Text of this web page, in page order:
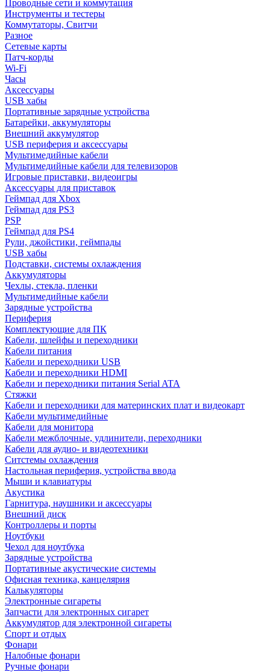
Проводные сети и коммутация
Инструменты и тестеры
Коммутаторы, Свитчи
Разное
Сетевые карты
Патч-корды
Wi-Fi
Часы
Аксессуары
USB хабы
Портативные зарядные устройства
Батарейки, аккумуляторы
Внешний аккумулятор
USB периферия и аксессуары
Мультимедийные кабели
Мультимедийные кабели для телевизоров
Игровые приставки, видеоигры
Аксессуары для приставок
Геймпад для Xbox
Геймпад для PS3
PSP
Геймпад для PS4
Рули, джойстики, геймпады
USB хабы
Подставки, системы охлаждения
Аккумуляторы
Чехлы, стекла, пленки
Мультимедийные кабели
Зарядные устройства
Периферия
Комплектующие для ПК
Кабели, шлейфы и переходники
Кабели питания
Кабели и переходники USB
Кабели и переходники HDMI
Кабели и переходники питания Serial ATA
Стяжки
Кабели и переходники для материнских плат и видеокарт
Кабели мультимедийные
Кабели для монитора
Кабели межблочные, удлинители, переходники
Кабели для аудио- и видеотехники
Ситстемы охлаждения
Настольная периферия, устройства ввода
Мыши и клавиатуры
Акустика
Гарнитура, наушники и аксессуары
Внешний диск
Контроллеры и порты
Ноутбуки
Чехол для ноутбука
Зарядные устройства
Портативные акустические системы
Офисная техника, канцелярия
Калькуляторы
Электронные сигареты
Запчасти для электронных сигарет
Аккумулятор для электронной сигареты
Спорт и отдых
Фонари
Налобные фонари
Ручные фонари